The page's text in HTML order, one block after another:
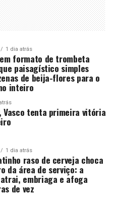
1 dia atrás
formato de trombeta
paisagístico simples
de beija-flores para o
inteiro
Vasco tenta primeira vitória
1 dia atrás
raso de cerveja choca
da área de serviço: a
embriaga e afoga
de vez